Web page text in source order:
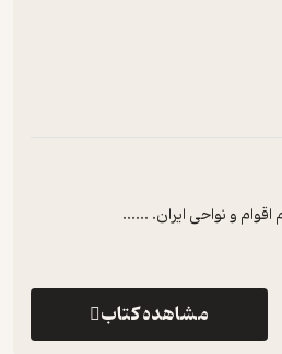
و نواحی ایران. ......
مشاهده کتاب